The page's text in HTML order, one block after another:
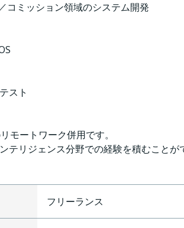
コミッション領域のシステム開発
スト
モートワーク併用です。
テリジェンス分野での経験を積むことが
フリーランス